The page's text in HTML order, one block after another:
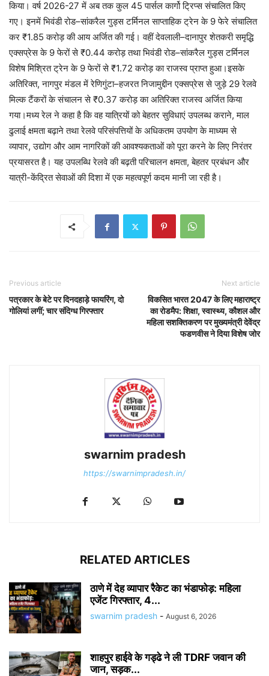
किया। वर्ष 2026-27 में अब तक कुल 45 पार्सल कार्गो ट्रिप्स संचालित किए
गए। इनमें भिवंडी रोड–सांकरैल गुड्स टर्मिनल साप्ताहिक ट्रेन के 9 फेरे संचालित
कर ₹1.85 करोड़ की आय अर्जित की गई। वहीं देवलाली–दानापुर शेतकरी समृद्धि
एक्सप्रेस के 9 फेरों से ₹0.44 करोड़ तथा भिवंडी रोड–सांकरैल गुड्स टर्मिनल
विशेष मिश्रित ट्रेन के 9 फेरों से ₹1.72 करोड़ का राजस्व प्राप्त हुआ।इसके
अतिरिक्त, नागपुर मंडल में रेणिगुंटा–हजरत निजामुद्दीन एक्सप्रेस से जुड़े 29 रेलवे
मिल्क टैंकरों के संचालन से ₹0.37 करोड़ का अतिरिक्त राजस्व अर्जित किया
गया।मध्य रेल ने कहा है कि वह यात्रियों को बेहतर सुविधाएं उपलब्ध कराने, माल
ढुलाई क्षमता बढ़ाने तथा रेलवे परिसंपत्तियों के अधिकतम उपयोग के माध्यम से
व्यापार, उद्योग और आम नागरिकों की आवश्यकताओं को पूरा करने के लिए निरंतर
प्रयासरत है। यह उपलब्धि रेलवे की बढ़ती परिचालन क्षमता, बेहतर प्रबंधन और
यात्री-केंद्रित सेवाओं की दिशा में एक महत्वपूर्ण कदम मानी जा रही है।
Previous article
पत्रकार के बेटे पर दिनदहाड़े फायरिंग, दो
गोलियां लगीं; चार संदिग्ध गिरफ्तार
Next article
विकसित भारत 2047 के लिए महाराष्ट्र
का रोडमैप: शिक्षा, स्वास्थ्य, कौशल और
महिला सशक्तिकरण पर मुख्यमंत्री देवेंद्र
फडणवीस ने दिया विशेष जोर
swarnim pradesh
https://swarnimpradesh.in/
RELATED ARTICLES
ठाणे में देह व्यापार रैकेट का भंडाफोड़: महिला
एजेंट गिरफ्तार, 4...
swarnim pradesh - August 6, 2026
शाहपुर हाईवे के गड्ढे ने ली TDRF जवान की
जान, सड़क...